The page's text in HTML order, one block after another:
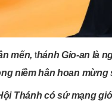
mến, thánh Gio-an là
niềm hân hoan
Thánh có sứ mạng